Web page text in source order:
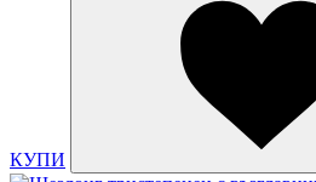
КУПИ